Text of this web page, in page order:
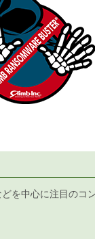
を中心に注目のコ